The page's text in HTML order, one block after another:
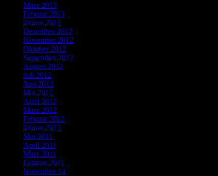
März 2013
Februar 2013
Januar 2013
Dezember 2012
November 2012
Oktober 2012
September 2012
August 2012
Juli 2012
Juni 2012
Mai 2012
April 2012
März 2012
Februar 2012
Januar 2012
Mai 2011
April 2011
März 2011
Februar 2011
November 14